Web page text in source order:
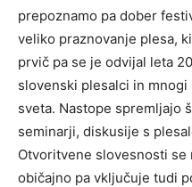
prepoznamo pa dober
veliko praznovanje plesa,
prvič pa se je odvijal leta
slovenski plesalci in
sveta. Nastope spremljajo
seminarji, diskusije s
Otvoritvene slovesnosti
običajno pa vključuje tudi